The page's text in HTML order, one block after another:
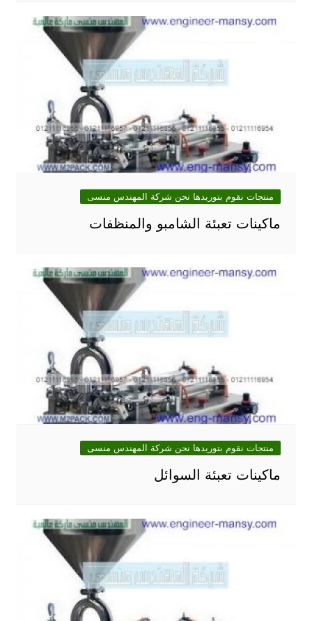
منتجات نقوم بتوريدها نحن شركة المهندس منسى
ماكينات تعبئة الشامبو والمنظفات
منتجات نقوم بتوريدها نحن شركة المهندس منسى
ماكينات تعبئة السوائل